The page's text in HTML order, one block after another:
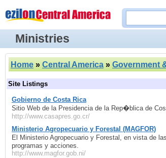
Ministries
Home » Central America » Government
Site Listings
Gobierno de Costa Rica
Sitio Web de la Presidencia de la Rep�blica de
http://www.casapres.go.cr/
Ministerio Agropecuario y Forestal (MAGFOR)
El Ministerio Agropecuario y Forestal, en vista de
programas y acciones.
http://www.magfor.gob.ni/